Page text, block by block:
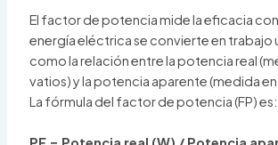
El factor de potencia mide la eficacia con
energía eléctrica se convierte en trabajo
como la relación entre la potencia real
vatios) y la potencia aparente (medida
La fórmula del factor de potencia (FP) es: